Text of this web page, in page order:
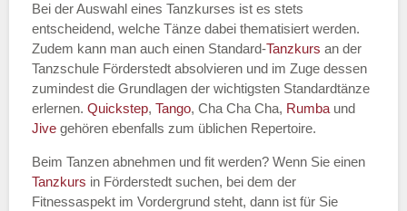
Bei der Auswahl eines Tanzkurses ist es stets
entscheidend, welche Tänze dabei thematisiert werden.
Zudem kann man auch einen Standard-Tanzkurs an der
Tanzschule Förderstedt absolvieren und im Zuge dessen
zumindest die Grundlagen der wichtigsten Standardtänze
erlernen. Quickstep, Tango, Cha Cha Cha, Rumba und
Jive gehören ebenfalls zum üblichen Repertoire.
Beim Tanzen abnehmen und fit werden? Wenn Sie einen
Tanzkurs in Förderstedt suchen, bei dem der
Fitnessaspekt im Vordergrund steht, dann ist für Sie